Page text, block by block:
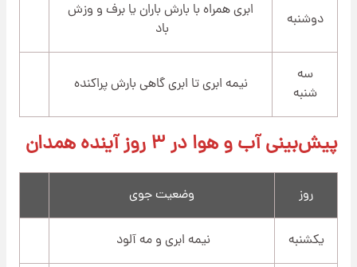
دوشنبه
ابری همراه با بارش باران یا برف و وزش
باد
سه
شنبه
نیمه ابری تا ابری گاهی بارش پراکنده
پیش‌بینی آب و هوا در ۳ روز آینده همدان
روز وضعیت جوی
یکشنبه نیمه ابری و مه آلود